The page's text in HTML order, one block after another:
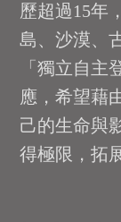
歷超過15年
島、沙漠、
「獨立自
應，希望藉
己的生命與
得極限，拓